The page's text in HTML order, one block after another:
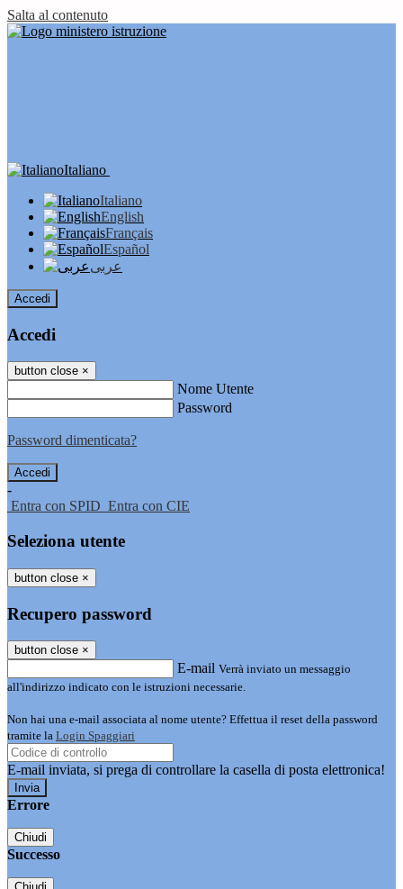
Salta al contenuto
Italiano
Italiano
English
Français
Español
عربى
Accedi
Accedi
button close ×
Nome Utente
Password
Password dimenticata?
-
Entra con SPID Entra con CIE
Seleziona utente
button close ×
Recupero password
button close ×
E-mail Verrà inviato un messaggio
all'indirizzo indicato con le istruzioni necessarie.
Non hai una e-mail associata al nome utente? Effettua il reset della password
tramite la Login Spaggiari
E-mail inviata, si prega di controllare la casella di posta elettronica!
Errore
Chiudi
Successo